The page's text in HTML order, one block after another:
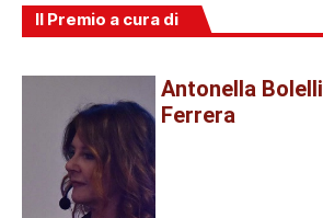
Il Premio a cura di
Antonella Bolelli
Ferrera